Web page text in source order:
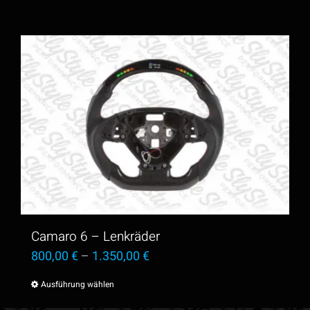
Camaro 6 – Lenkräder
800,00€– 1.350,00€
Ausführung wählen